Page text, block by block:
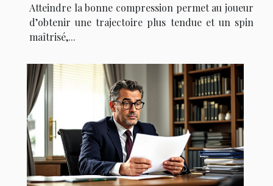
Atteindre la bonne compression permet au joueur
d’obtenir une trajectoire plus tendue et un spin
maîtrisé,...